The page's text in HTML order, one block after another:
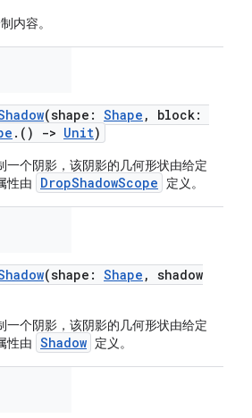
内容。
(shape: Shape , block:
.() -> Unit)
一个阴影，该阴影的几何形状由给定
性由
DropShadowScope 定义。
(shape: Shape , shadow
一个阴影，该阴影的几何形状由给定
性由 Shadow 定义。